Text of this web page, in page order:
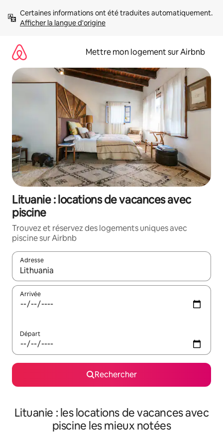
directement
Afficher la langue d'origine
Mettre mon logement sur Airbnb
Lituanie : locations de vacances avec
piscine
Trouvez et réservez des logements uniques avec
piscine sur Airbnb
Adresse
Lorsque les résultats s'affichent, utilisez les flèches vers le
Arrivée
Départ
Rechercher
Lituanie : les locations de vacances avec
piscine les mieux notées